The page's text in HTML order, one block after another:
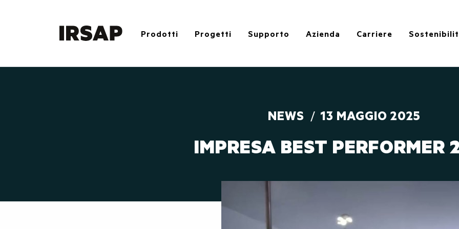
Prodotti Progetti Supporto Azienda Carriere
NEWS 13 MAGGIO 2025
IMPRESA BEST PERFORMER